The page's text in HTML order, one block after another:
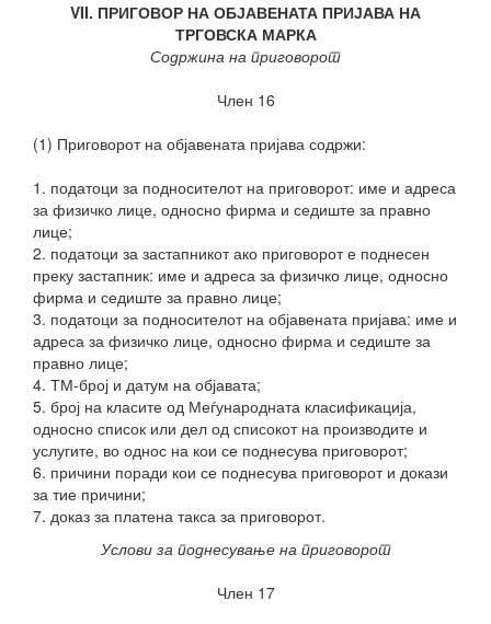
VII. ПРИГОВОР НА ОБЈАВЕНАТА ПРИЈАВА НА
ТРГОВСКА МАРКА
Содржина на приговорот
Член 16
(1) Приговорот на објавената пријава содржи:
1. податоци за подносителот на приговорот: име и адреса
за физичко лице, односно фирма и седиште за правно
лице;
2. податоци за застапникот ако приговорот е поднесен
преку застапник: име и адреса за физичко лице, односно
фирма и седиште за правно лице;
3. податоци за подносителот на објавената пријава: име и
адреса за физичко лице, односно фирма и седиште за
правно лице;
4. ТМ-број и датум на објавата;
5. број на класите од Меѓународната класификација,
односно список или дел од списокот на производите и
услугите, во однос на кои се поднесува приговорот;
6. причини поради кои се поднесува приговорот и докази
за тие причини;
7. доказ за платена такса за приговорот.
Услови за поднесување на приговорот
Член 17